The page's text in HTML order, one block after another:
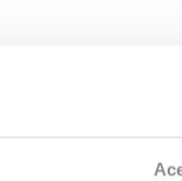
documentals.